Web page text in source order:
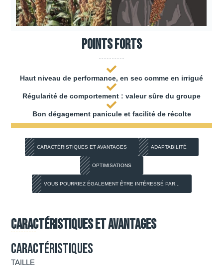
Points forts
Haut niveau de performance, en sec comme en irrigué
Régularité de comportement : valeur sûre du groupe
Bon dégagement panicule et facilité de récolte
CARACTÉRISTIQUES ET AVANTAGES ADAPTABILITÉ
OPTIMISATIONS
VOUS POURRIEZ ÉGALEMENT ÊTRE INTÉRESSÉ PAR...
Caractéristiques et avantages
Caractéristiques
TAILLE